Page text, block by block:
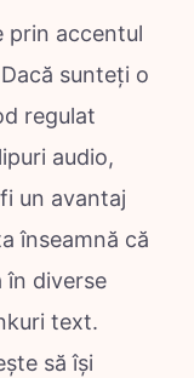
prin accentul
sunteți o
regulat
audio,
un avantaj
înseamnă că
diverse
text.
să își